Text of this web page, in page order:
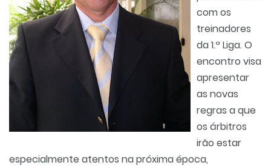
com os
treinadores
da 1.ª Liga. O
encontro visa
apresentar
as novas
regras a que
os árbitros
irão estar
especialmente atentos na próxima época,